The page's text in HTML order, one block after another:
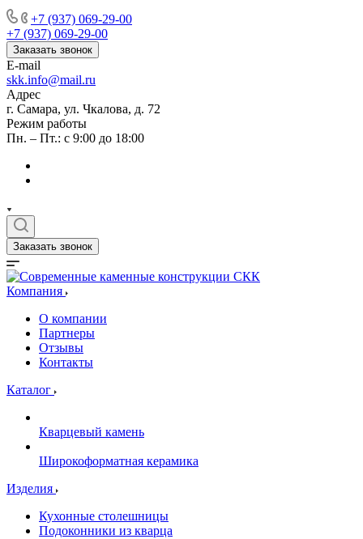
+7 (937) 069-29-00
+7 (937) 069-29-00
Заказать звонок
E-mail
skk.info@mail.ru
Адрес
г. Самара, ул. Чкалова, д. 72
Режим работы
Пн. – Пт.: с 9:00 до 18:00
Заказать звонок
Компания
О компании
Партнеры
Отзывы
Контакты
Каталог
Кварцевый камень
Широкоформатная керамика
Изделия
Кухонные столешницы
Подоконники из кварца